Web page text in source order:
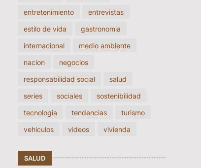
entretenimiento
entrevistas
estilo de vida
gastronomia
internacional
medio ambiente
nacion
negocios
responsabilidad social
salud
series
sociales
sostenibilidad
tecnologia
tendencias
turismo
vehiculos
videos vivienda
SALUD